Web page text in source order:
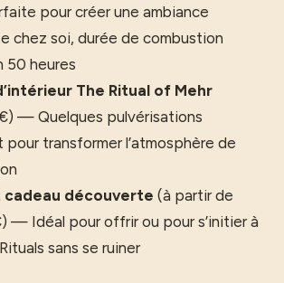
pour créer une ambiance
chez soi, durée de combustion
50 heures
The Ritual of Mehr
— Quelques pulvérisations
transformer l’atmosphère de
découverte (à partir de
— Idéal pour offrir ou pour s’initier à
sans se ruiner